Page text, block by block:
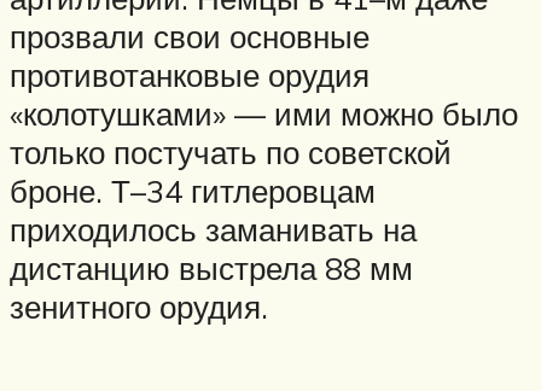
прозвали свои основные
противотанковые орудия
«колотушками» — ими можно было
только постучать по советской
броне. Т–34 гитлеровцам
приходилось заманивать на
дистанцию выстрела 88 мм
зенитного орудия.